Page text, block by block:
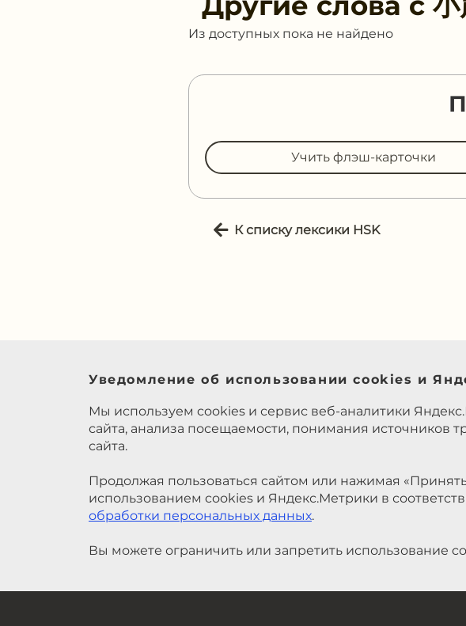
Из доступных пока не найдено
Учить флэш-карточки
К списку лексики HSK
Уведомление об использовании cookies и
Мы используем cookies и сервис веб-аналитики
сайта, анализа посещаемости, понимания источников
сайта.
Продолжая пользоваться сайтом или нажимая
использованием cookies и Яндекс.Метрики в
обработки персональных данных.
Вы можете ограничить или запретить использование